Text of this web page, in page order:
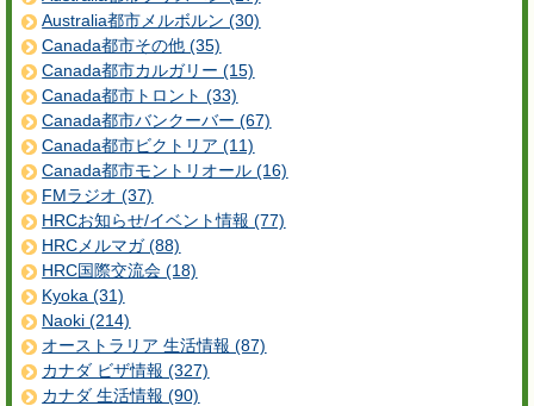
Australia都市メルボルン (30)
Canada都市その他 (35)
Canada都市カルガリー (15)
Canada都市トロント (33)
Canada都市バンクーバー (67)
Canada都市ビクトリア (11)
Canada都市モントリオール (16)
FMラジオ (37)
HRCお知らせ/イベント情報 (77)
HRCメルマガ (88)
HRC国際交流会 (18)
Kyoka (31)
Naoki (214)
オーストラリア 生活情報 (87)
カナダ ビザ情報 (327)
カナダ 生活情報 (90)